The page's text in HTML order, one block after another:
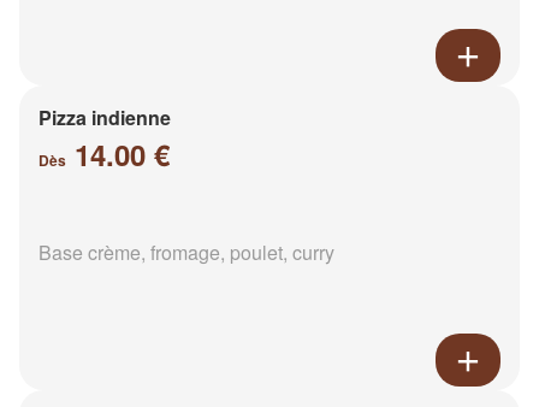
Pizza indienne
Dès 14.00 €
Base crème, fromage, poulet, curry